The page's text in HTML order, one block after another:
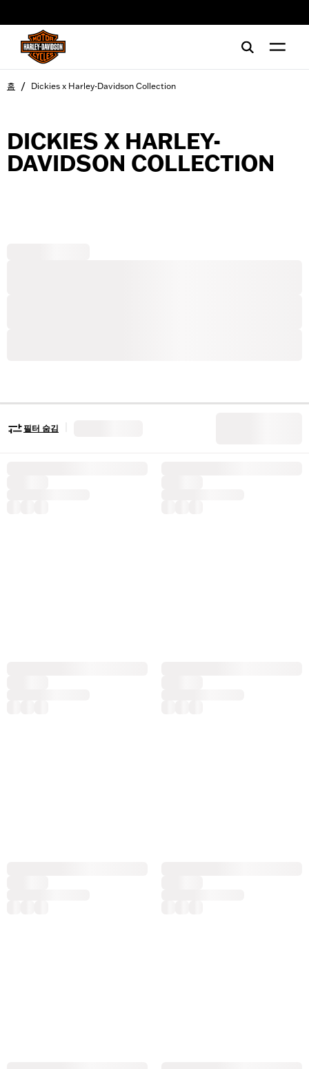
홈 / Dickies x Harley-Davidson Collection
DICKIES X HARLEY-
DAVIDSON COLLECTION
필터 숨김